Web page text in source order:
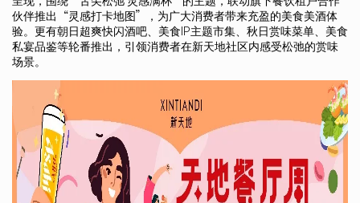
伙伴推出“灵感打卡地图”，为广大消费者带来充盈的美食美酒体
验。更有朝日超爽快闪酒吧、美食IP主题市集、秋日赏味菜单、美食
私宴品鉴等轮番推出，引领消费者在新天地社区内感受松弛的赏味
场景。